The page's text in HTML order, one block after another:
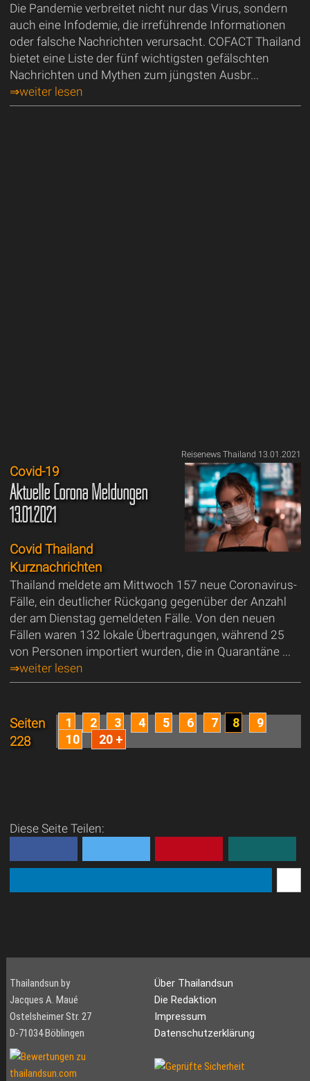
Die Pandemie verbreitet nicht nur das Virus, sondern
auch eine Infodemie, die irreführende Informationen
oder falsche Nachrichten verursacht. COFACT Thailand
bietet eine Liste der fünf wichtigsten gefälschten
Nachrichten und Mythen zum jüngsten Ausbr...
⇒weiter lesen
Reisenews Thailand 13.01.2021
Covid-19
Aktuelle Corona Meldungen
13.01.2021
Covid Thailand
Kurznachrichten
Thailand meldete am Mittwoch 157 neue Coronavirus-
Fälle, ein deutlicher Rückgang gegenüber der Anzahl
der am Dienstag gemeldeten Fälle. Von den neuen
Fällen waren 132 lokale Übertragungen, während 25
von Personen importiert wurden, die in Quarantäne ...
⇒weiter lesen
Seiten
228
1 2 3 4 5 6 7 8
9
10
20 +
Diese Seite Teilen:
Thailandsun by
Jacques A. Maué
Ostelsheimer Str. 27
D-71034 Böblingen
Über Thailandsun
Die Redaktion
Impressum
Datenschutzerklärung